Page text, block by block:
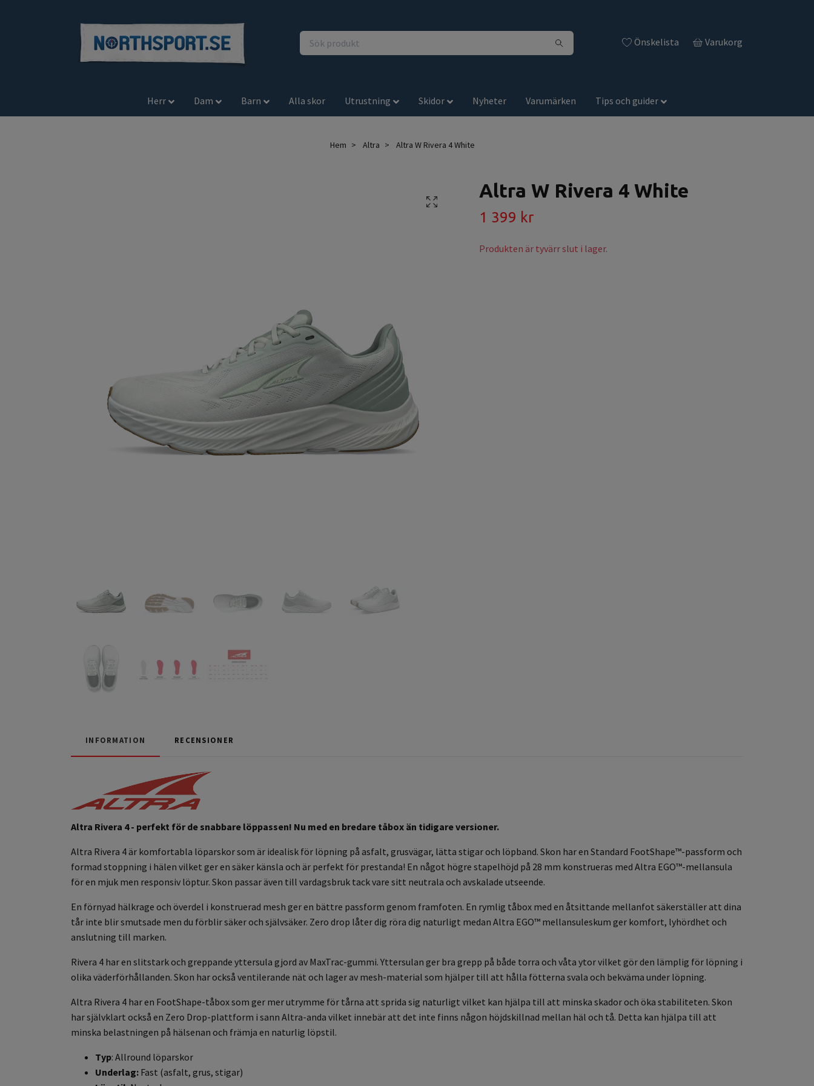
Önskelista Varukorg
Herr Dam Barn Alla skor Utrustning Skidor Nyheter Varumärken Tips och guider
Hem Altra Altra W Rivera 4 White
Altra W Rivera 4 White
1 399 kr
Produkten är tyvärr slut i lager.
INFORMATION RECENSIONER
Altra Rivera 4 - perfekt för de snabbare löppassen! Nu med en bredare tåbox än tidigare versioner.
Altra Rivera 4 är komfortabla löparskor som är idealisk för löpning på asfalt, grusvägar, lätta stigar och löpband. Skon har en Standard FootShape™-passform och
formad stoppning i hälen vilket ger en säker känsla och är perfekt för prestanda! En något högre stapelhöjd på 28 mm konstrueras med Altra EGO™-mellansula
för en mjuk men responsiv löptur. Skon passar även till vardagsbruk tack vare sitt neutrala och avskalade utseende.
En förnyad hälkrage och överdel i konstruerad mesh ger en bättre passform genom framfoten. En rymlig tåbox med en åtsittande mellanfot säkerställer att dina
tår inte blir smutsade men du förblir säker och självsäker. Zero drop låter dig röra dig naturligt medan Altra EGO™ mellansuleskum ger komfort, lyhördhet och
anslutning till marken.
Rivera 4 har en slitstark och greppande yttersula gjord av MaxTrac-gummi. Yttersulan ger bra grepp på både torra och våta ytor vilket gör den lämplig för löpning i
olika väderförhållanden. Skon har också ventilerande nät och lager av mesh-material som hjälper till att hålla fötterna svala och bekväma under löpning.
Altra Rivera 4 har en FootShape-tåbox som ger mer utrymme för tårna att sprida sig naturligt vilket kan hjälpa till att minska skador och öka stabiliteten. Skon
har självklart också en Zero Drop-plattform i sann Altra-anda vilket innebär att det inte finns någon höjdskillnad mellan häl och tå. Detta kan hjälpa till att
minska belastningen på hälsenan och främja en naturlig löpstil.
Typ: Allround löparskor
Underlag: Fast (asfalt, grus, stigar)